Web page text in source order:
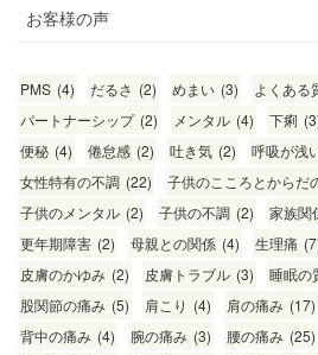
お客様の声
PMS (4) だるさ (2) めまい (3) よくある
パートナーシップ (2) メンタル (4) 下痢
便秘 (4) 倦怠感 (2) 吐き気 (2) 呼吸が浅
女性特有の不調 (22) 子供のこころとからだ
子供のメンタル (2) 子供の不調 (2) 家族関
更年期障害 (2) 母親との関係 (4) 生理痛
皮膚のかゆみ (2) 皮膚トラブル (3) 睡眠の
股関節の痛み (5) 肩こり (4) 肩の痛み (17)
背中の痛み (4) 腕の痛み (3) 腰の痛み (25)